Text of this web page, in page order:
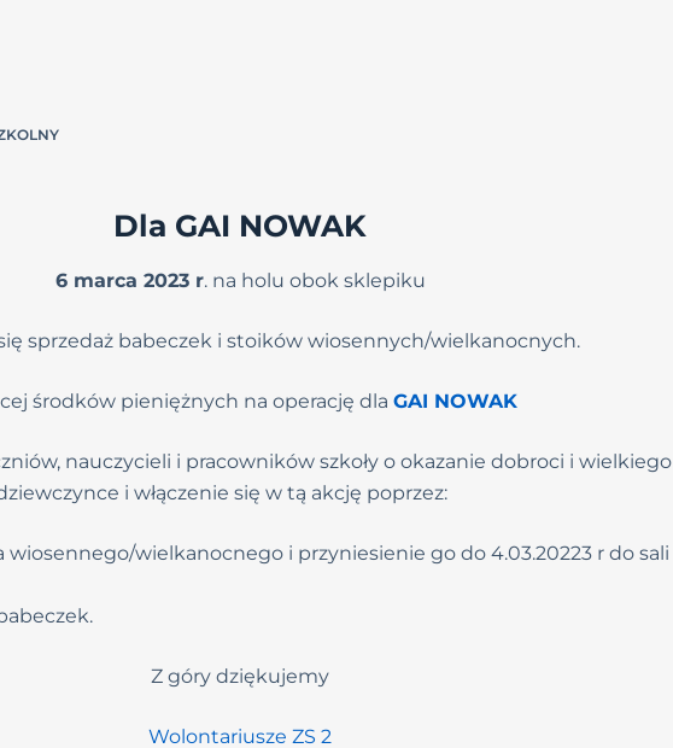
Dla GAI NOWAK
6 marca 2023 r. na holu obok sklepiku
sprzedaż babeczek i stoików wiosennych/wielkanocnych.
środków pieniężnych na operację dla GAI NOWAK
nauczycieli i pracowników szkoły o okazanie dobroci i wielkiego
i włączenie się w tą akcję poprzez:
wielkanocnego i przyniesienie go do 4.03.20223 r do sali
Z góry dziękujemy
Wolontariusze ZS 2